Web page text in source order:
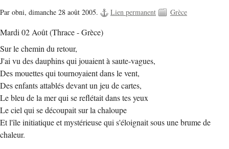
Par obni, dimanche 28 août 2005. Lien permanent Grèce
Mardi 02 Août (Thrace - Grèce)
Sur le chemin du retour,
J'ai vu des dauphins qui jouaient à saute-vagues,
Des mouettes qui tournoyaient dans le vent,
Des enfants attablés devant un jeu de cartes,
Le bleu de la mer qui se reflétait dans tes yeux
Le ciel qui se découpait sur la chaloupe
Et l'île initiatique et mystérieuse qui s'éloignait sous une brume de
chaleur.